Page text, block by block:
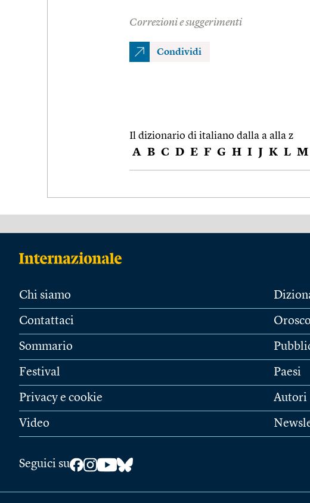
Correzioni e suggerimenti
Condividi
Il dizionario di italiano dalla a alla z
A B C D E F G H I J K L M
Chi siamo
Contattaci
Sommario
Festival
Privacy e cookie
Video
Paesi
Autori
Seguici su